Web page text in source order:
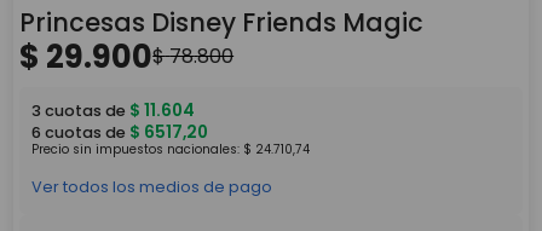
5
toy story
Princesas Disney Friends Magic
$ 29.900$78.800
3 cuotas de $ 11.604
6 cuotas de $ 6517,20
Precio sin impuestos nacionales: $ 24.710,74
Ver todos los medios de pago